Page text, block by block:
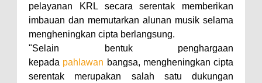
pelayanan KRL secara serentak memberikan
imbauan dan memutarkan alunan musik selama
mengheningkan cipta berlangsung.
"Selain bentuk penghargaan
kepada pahlawan bangsa, mengheningkan cipta
serentak merupakan salah satu dukungan